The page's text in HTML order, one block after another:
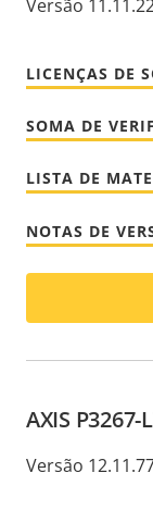
Versão
LICENÇAS DE
SOMA DE
LISTA DE
NOTAS DE
AXIS P3267-
Versão